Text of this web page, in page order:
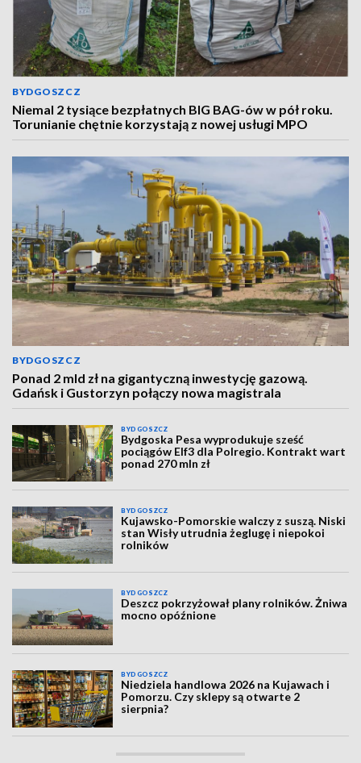
BYDGOSZCZ
Niemal 2 tysiące bezpłatnych BIG BAG-ów w pół roku.
Torunianie chętnie korzystają z nowej usługi MPO
BYDGOSZCZ
Ponad 2 mld zł na gigantyczną inwestycję gazową.
Gdańsk i Gustorzyn połączy nowa magistrala
BYDGOSZCZ
Bydgoska Pesa wyprodukuje sześć
pociągów Elf3 dla Polregio. Kontrakt wart
ponad 270 mln zł
BYDGOSZCZ
Kujawsko-Pomorskie walczy z suszą. Niski
stan Wisły utrudnia żeglugę i niepokoi
rolników
BYDGOSZCZ
Deszcz pokrzyżował plany rolników. Żniwa
mocno opóźnione
BYDGOSZCZ
Niedziela handlowa 2026 na Kujawach i
Pomorzu. Czy sklepy są otwarte 2
sierpnia?